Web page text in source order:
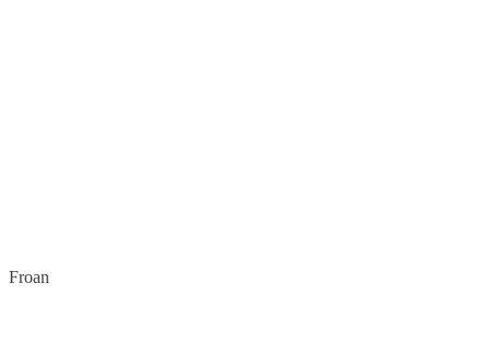
Froan